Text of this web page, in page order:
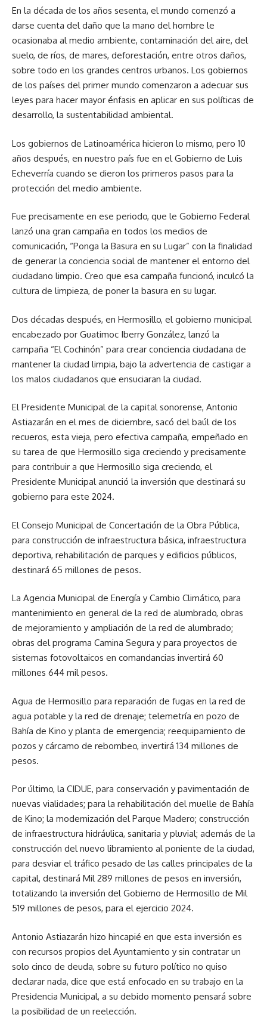
En la década de los años sesenta, el mundo comenzó a
darse cuenta del daño que la mano del hombre le
ocasionaba al medio ambiente, contaminación del aire, del
suelo, de ríos, de mares, deforestación, entre otros daños,
sobre todo en los grandes centros urbanos. Los gobiernos
de los países del primer mundo comenzaron a adecuar sus
leyes para hacer mayor énfasis en aplicar en sus políticas de
desarrollo, la sustentabilidad ambiental.
Los gobiernos de Latinoamérica hicieron lo mismo, pero 10
años después, en nuestro país fue en el Gobierno de Luis
Echeverría cuando se dieron los primeros pasos para la
protección del medio ambiente.
Fue precisamente en ese periodo, que le Gobierno Federal
lanzó una gran campaña en todos los medios de
comunicación, “Ponga la Basura en su Lugar” con la finalidad
de generar la conciencia social de mantener el entorno del
ciudadano limpio. Creo que esa campaña funcionó, inculcó la
cultura de limpieza, de poner la basura en su lugar.
Dos décadas después, en Hermosillo, el gobierno municipal
encabezado por Guatimoc Iberry González, lanzó la
campaña “El Cochinón” para crear conciencia ciudadana de
mantener la ciudad limpia, bajo la advertencia de castigar a
los malos ciudadanos que ensuciaran la ciudad.
El Presidente Municipal de la capital sonorense, Antonio
Astiazarán en el mes de diciembre, sacó del baúl de los
recueros, esta vieja, pero efectiva campaña, empeñado en
su tarea de que Hermosillo siga creciendo y precisamente
para contribuir a que Hermosillo siga creciendo, el
Presidente Municipal anunció la inversión que destinará su
gobierno para este 2024.
El Consejo Municipal de Concertación de la Obra Pública,
para construcción de infraestructura básica, infraestructura
deportiva, rehabilitación de parques y edificios públicos,
destinará 65 millones de pesos.
La Agencia Municipal de Energía y Cambio Climático, para
mantenimiento en general de la red de alumbrado, obras
de mejoramiento y ampliación de la red de alumbrado;
obras del programa Camina Segura y para proyectos de
sistemas fotovoltaicos en comandancias invertirá 60
millones 644 mil pesos.
Agua de Hermosillo para reparación de fugas en la red de
agua potable y la red de drenaje; telemetría en pozo de
Bahía de Kino y planta de emergencia; reequipamiento de
pozos y cárcamo de rebombeo, invertirá 134 millones de
pesos.
Por último, la CIDUE, para conservación y pavimentación de
nuevas vialidades; para la rehabilitación del muelle de Bahía
de Kino; la modernización del Parque Madero; construcción
de infraestructura hidráulica, sanitaria y pluvial; además de la
construcción del nuevo libramiento al poniente de la ciudad,
para desviar el tráfico pesado de las calles principales de la
capital, destinará Mil 289 millones de pesos en inversión,
totalizando la inversión del Gobierno de Hermosillo de Mil
519 millones de pesos, para el ejercicio 2024.
Antonio Astiazarán hizo hincapié en que esta inversión es
con recursos propios del Ayuntamiento y sin contratar un
solo cinco de deuda, sobre su futuro político no quiso
declarar nada, dice que está enfocado en su trabajo en la
Presidencia Municipal, a su debido momento pensará sobre
la posibilidad de un reelección.